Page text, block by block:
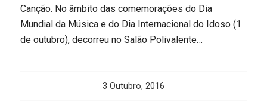
Canção. No âmbito das comemorações do Dia
Mundial da Música e do Dia Internacional do Idoso (1
de outubro), decorreu no Salão Polivalente…
3 Outubro, 2016